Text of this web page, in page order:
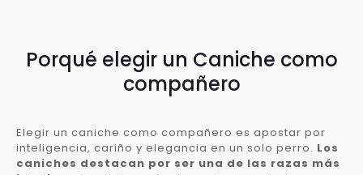
Porqué elegir un Caniche como
compañero
Elegir un caniche como compañero es apostar por
inteligencia, cariño y elegancia en un solo perro. Los
caniches destacan por ser una de las razas más